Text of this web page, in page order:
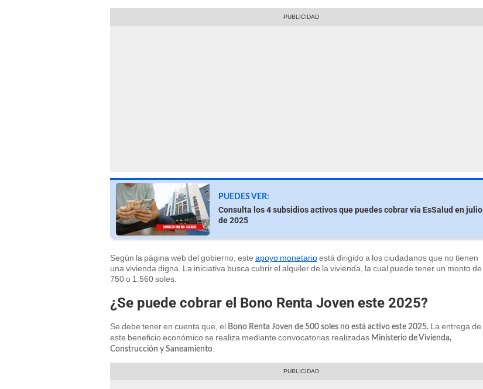
PUEDES VER:
Consulta los 4 subsidios activos que puedes cobrar vía EsSalud en julio
de 2025
Según la página web del gobierno, este apoyo monetarioestá dirigido a los ciudadanos que no tienen
una vivienda digna. La iniciativa busca cubrir el alquiler de la vivienda, la cual puede tener un monto de
750 o 1.560 soles.
¿Se puede cobrar el Bono Renta Joven este 2025?
Se debe tener en cuenta que, el Bono Renta Joven de 500 soles no está activo este 2025. La entrega de
este beneficio económico se realiza mediante convocatorias realizadas Ministerio de Vivienda,
Construcción y Saneamiento.